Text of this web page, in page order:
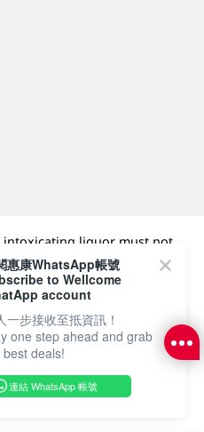
intoxicating liquor must not
(under 18) in the course of
向未成年人 (18 歲以下人士)
集團
The Dairy Farm Company
惠康WhatsApp帳號
to Wellcome
account
一步接收至抵資訊！
one step ahead and grab
best deals!
連結 WhatsApp 帳號